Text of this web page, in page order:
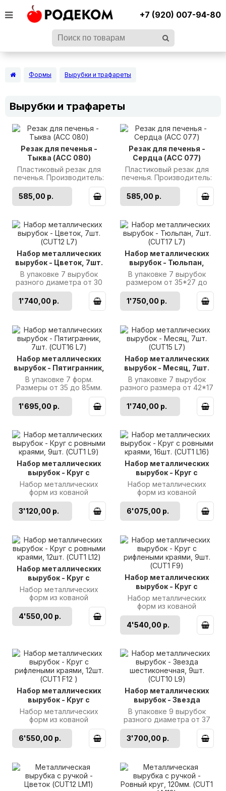
+7 (920) 007-94-80
Формы Вырубки и трафареты
Вырубки и трафареты
Резак для печенья -
Тыква (ACC 080)
Пластиковый резак для
печенья. Производитель:
Martellato..
585,00 р.
Резак для печенья -
Сердца (ACC 077)
Пластиковый резак для
печенья. Производитель:
Martellato ..
585,00 р.
Набор металлических
вырубок - Цветок, 7шт.
(CUT12 L7)
В упаковке 7 вырубок
разного диаметра от 30
до 90мм. Изготовлены из
кованой полированной
нержав..
1'740,00 р.
Набор металлических
вырубок - Тюльпан,
7шт. (CUT17 L7)
В упаковке 7 вырубок
размером от 35*27 до
75*55мм. Изготовлены из
кованой полированной
нержавею..
1'750,00 р.
Набор металлических
вырубок - Пятигранник,
7шт. (CUT16 L7)
В упаковке 7 форм.
Размеры от 35 до 85мм.
Изготовлены из кованой
полированной
нержавеющей стали..
1'695,00 р.
Набор металлических
вырубок - Месяц, 7шт.
(CUT15 L7)
В упаковке 7 вырубок
разного размера от 42*17
до 86*45мм.
Изготовлены из кованой
полированной н..
1'740,00 р.
Набор металлических
вырубок - Круг с
ровными краями, 9шт.
(CUT1 L9)
Набор металлических
форм из кованой
полированной
нержавеющей стали. В
упаковке 9 вырубок с
3'120,00 р.
Набор металлических
вырубок - Круг с
ровными краями, 16шт.
(CUT1 L16)
Набор металлических
форм из кованой
полированной
нержавеющей стали. В
упаковке 12 вырубок с
6'075,00 р.
Набор металлических
вырубок - Круг с
ровными краями, 12шт.
(CUT1 L12)
Набор металлических
форм из кованой
полированной
нержавеющей стали. В
упаковке 12 вырубок с
4'550,00 р.
Набор металлических
вырубок - Круг с
рифлеными краями,
9шт. (CUT1 F9)
Набор металлических
форм из кованой
полированной
нержавеющей стали. В
упаковке 9 вырубок с
4'540,00 р.
Набор металлических
вырубок - Круг с
рифлеными краями,
12шт. (CUT1 F12 )
Набор металлических
форм из кованой
полированной
нержавеющей стали. В
упаковке 12 вырубок с
6'550,00 р.
Набор металлических
вырубок - Звезда
шестиконечная, 9шт.
(CUT10 L9)
В упаковке 9 вырубок
разного диаметра от 37
до 150мм. Изготовлены из
кованой полированной
нержа..
3'700,00 р.